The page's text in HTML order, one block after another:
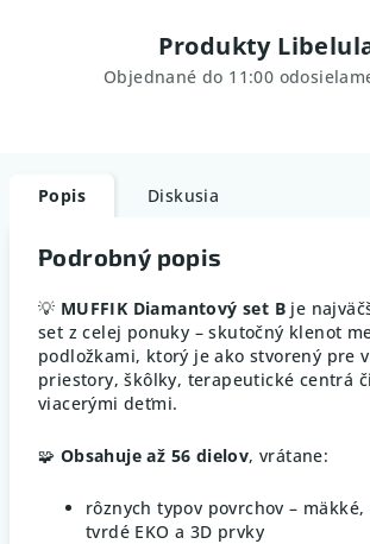
Produkty
Objednané do 11:00
Popis Diskusia
Podrobný popis
💡 MUFFIK Diamantový set B je
set z celej ponuky – skutočný klenot
podložkami, ktorý je ako stvorený pre
priestory, škôlky, terapeutické centrá
viacerými deťmi.
🧩 Obsahuje až 56 dielov, vrátane:
rôznych typov povrchov –
tvrdé EKO a 3D prvky